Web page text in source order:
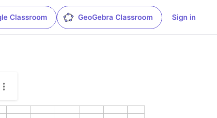
Classroom GeoGebra Classroom Sign in